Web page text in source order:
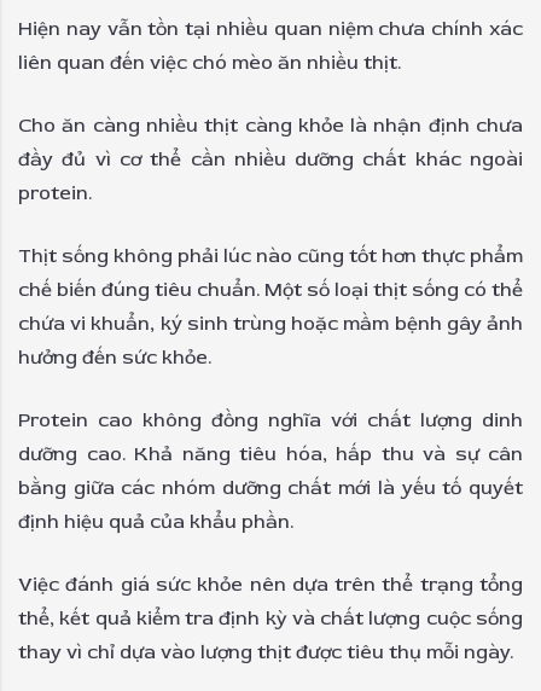
Hiện nay vẫn tồn tại nhiều quan niệm chưa chính xác
liên quan đến việc chó mèo ăn nhiều thịt.
Cho ăn càng nhiều thịt càng khỏe là nhận định chưa
đầy đủ vì cơ thể cần nhiều dưỡng chất khác ngoài
protein.
Thịt sống không phải lúc nào cũng tốt hơn thực phẩm
chế biến đúng tiêu chuẩn. Một số loại thịt sống có thể
chứa vi khuẩn, ký sinh trùng hoặc mầm bệnh gây ảnh
hưởng đến sức khỏe.
Protein cao không đồng nghĩa với chất lượng dinh
dưỡng cao. Khả năng tiêu hóa, hấp thu và sự cân
bằng giữa các nhóm dưỡng chất mới là yếu tố quyết
định hiệu quả của khẩu phần.
Việc đánh giá sức khỏe nên dựa trên thể trạng tổng
thể, kết quả kiểm tra định kỳ và chất lượng cuộc sống
thay vì chỉ dựa vào lượng thịt được tiêu thụ mỗi ngày.